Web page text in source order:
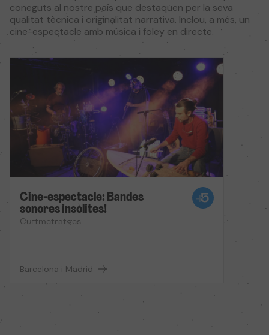
coneguts al nostre país que destaquen per la seva
qualitat tècnica i originalitat narrativa. Inclou, a més, un
cine-espectacle amb música i foley en directe.
Cine-espectacle: Bandes
sonores insòlites!
Curtmetratges
Barcelona i Madrid